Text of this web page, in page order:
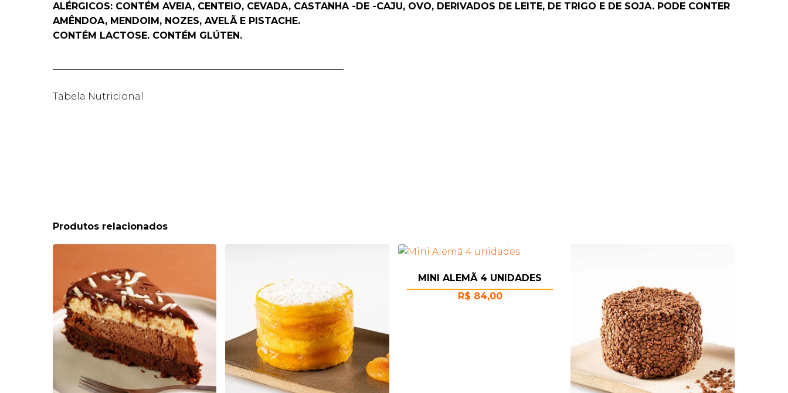
ALÉRGICOS: CONTÉM AVEIA, CENTEIO, CEVADA, CASTANHA -DE -CAJU, OVO, DERIVADOS DE LEITE, DE TRIGO E DE SOJA. PODE CONTER
AMÊNDOA, MENDOIM, NOZES, AVELÃ E PISTACHE.
CONTÉM LACTOSE. CONTÉM GLÚTEN.
Tabela Nutricional
Produtos relacionados
MINI ALEMÃ 4 UNIDADES
R$ 84,00